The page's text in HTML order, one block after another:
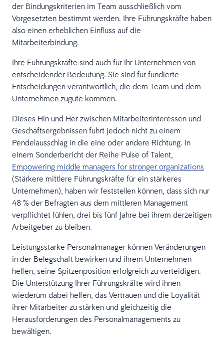
der Bindungskriterien im Team ausschließlich vom
Vorgesetzten bestimmt werden. Ihre Führungskräfte haben
also einen erheblichen Einfluss auf die
Mitarbeiterbindung.
Ihre Führungskräfte sind auch für Ihr Unternehmen von
entscheidender Bedeutung. Sie sind für fundierte
Entscheidungen verantwortlich, die dem Team und dem
Unternehmen zugute kommen.
Dieses Hin und Her zwischen Mitarbeiterinteressen und
Geschäftsergebnissen führt jedoch nicht zu einem
Pendelausschlag in die eine oder andere Richtung. In
einem Sonderbericht der Reihe Pulse of Talent,
Empowering middle managers for stronger organizations
(Stärkere mittlere Führungskräfte für ein stärkeres
Unternehmen), haben wir feststellen können, dass sich nur
48 % der Befragten aus dem mittleren Management
verpflichtet fühlen, drei bis fünf Jahre bei ihrem derzeitigen
Arbeitgeber zu bleiben.
Leistungsstarke Personalmanager können Veränderungen
in der Belegschaft bewirken und ihrem Unternehmen
helfen, seine Spitzenposition erfolgreich zu verteidigen.
Die Unterstützung Ihrer Führungskräfte wird ihnen
wiederum dabei helfen, das Vertrauen und die Loyalität
ihrer Mitarbeiter zu stärken und gleichzeitig die
Herausforderungen des Personalmanagements zu
bewältigen.